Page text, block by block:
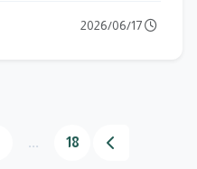
... 18